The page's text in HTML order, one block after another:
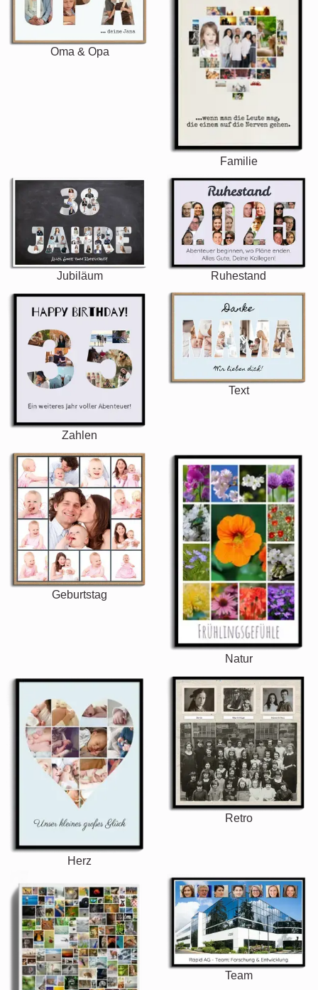
Oma & Opa
Familie
Jubiläum Ruhestand
Zahlen
Text
Geburtstag
Natur
Herz
Retro
Team